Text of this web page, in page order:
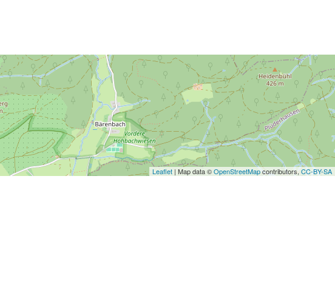
Leaflet | Map data ©OpenStreetMapcontributors,CC-BY-SA